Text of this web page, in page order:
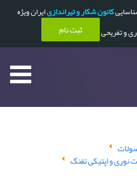
کانون شکار و تیراندازیایران ویژه
و تفریحی
ثبت نام
نوری و اپتیکی تفنگ